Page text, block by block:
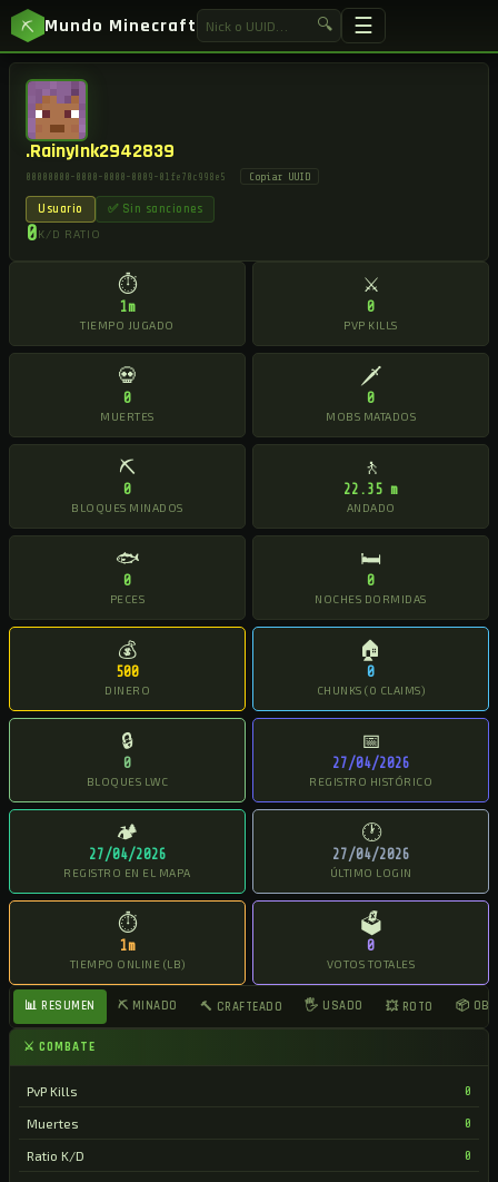
⛏ Mundo Minecraft 🔍 ☰
.RainyInk2942839
00000000-0000-0000-0009-01fe70c998e5 Copiar UUID
Usuario ✅ Sin sanciones
0K/D RATIO
⏱
1m
TIEMPO JUGADO
⚔
0
PVP KILLS
💀
0
MUERTES
🗡
0
MOBS MATADOS
⛏
0
BLOQUES MINADOS
🚶
22.35 m
ANDADO
🐟
0
PECES
🛏
0
NOCHES DORMIDAS
💰
500
DINERO
🏠
0
CHUNKS (0 CLAIMS)
🔒
0
BLOQUES LWC
📅
27/04/2026
REGISTRO HISTÓRICO
🏕
27/04/2026
REGISTRO EN EL MAPA
🕐
27/04/2026
ÚLTIMO LOGIN
⏱
1m
TIEMPO ONLINE (LB)
🗳
0
VOTOS TOTALES
📊 RESUMEN ⛏ MINADO 🔨 CRAFTEADO 🖐 USADO 💥 ROTO 📦
⚔ COMBATE
PvP Kills 0
Muertes 0
Ratio K/D 0